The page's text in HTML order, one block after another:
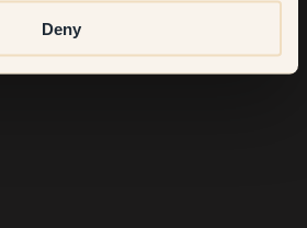
Deny